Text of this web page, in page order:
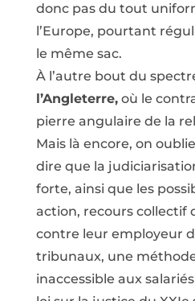
donc pas du tout
l’Europe, pourtant
le même sac.
À l’autre bout du
l’Angleterre,où le
pierre angulaire de la
Mais là encore, on
dire que la
forte, ainsi que les
action, recours collectif
contre leur employeur
tribunaux, une
inaccessible aux